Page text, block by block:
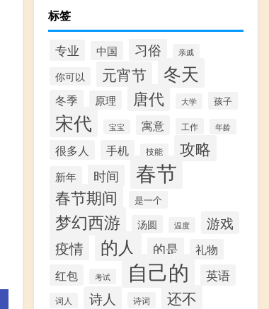
标签
专业 中国 习俗 亲戚
你可以 元宵节 冬天
冬季 原理 唐代 大学 孩子
宋代 宝宝 寓意 工作 年龄
很多人 手机 技能 攻略
新年 时间 春节
春节期间 是一个
梦幻西游 汤圆 温度 游戏
疫情 的人 的是 礼物
红包 考试 自己的 英语
词人 诗人 诗词 还不